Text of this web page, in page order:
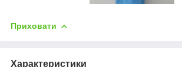
Приховати
Характеристики